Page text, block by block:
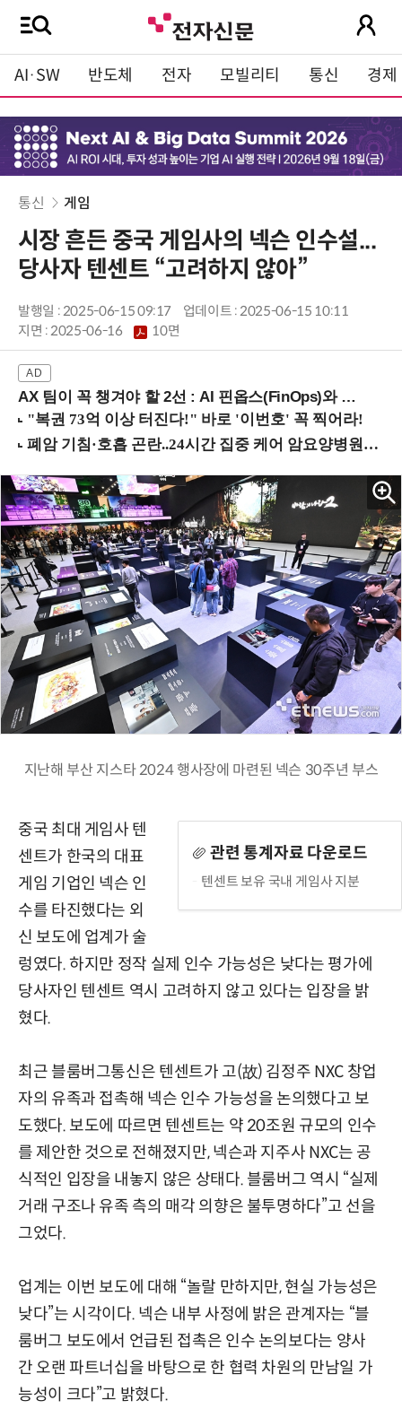
AI·SW 반도체 전자 모빌리티 통신 경제
통신 게임
시장 흔든 중국 게임사의 넥슨 인수설...
당사자 텐센트 “고려하지 않아”
발행일 : 2025-06-15 09:17
업데이트 : 2025-06-15 10:11
지면 :2025-06-16 10면
AX 팀이 꼭 챙겨야 할 2선 : AI 핀옵스(FinOps)와 토큰 거버넌스 (8/21 잠실역)
지난해 부산 지스타 2024 행사장에 마련된 넥슨 30주년 부스
관련 통계자료 다운로드
텐센트 보유 국내 게임사 지분
중국 최대 게임사 텐
센트가 한국의 대표
게임 기업인 넥슨 인
수를 타진했다는 외
신 보도에 업계가 술
렁였다. 하지만 정작 실제 인수 가능성은 낮다는 평가에
당사자인 텐센트 역시 고려하지 않고 있다는 입장을 밝
혔다.
최근 블룸버그통신은 텐센트가 고(故) 김정주 NXC 창업
자의 유족과 접촉해 넥슨 인수 가능성을 논의했다고 보
도했다. 보도에 따르면 텐센트는 약 20조원 규모의 인수
를 제안한 것으로 전해졌지만, 넥슨과 지주사 NXC는 공
식적인 입장을 내놓지 않은 상태다. 블룸버그 역시 “실제
거래 구조나 유족 측의 매각 의향은 불투명하다”고 선을
그었다.
업계는 이번 보도에 대해 “놀랄 만하지만, 현실 가능성은
낮다”는 시각이다. 넥슨 내부 사정에 밝은 관계자는 “블
룸버그 보도에서 언급된 접촉은 인수 논의보다는 양사
간 오랜 파트너십을 바탕으로 한 협력 차원의 만남일 가
능성이 크다”고 밝혔다.